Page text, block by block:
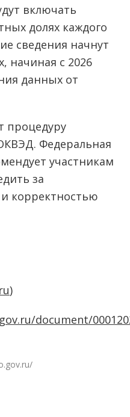
включать
долях каждого
сведения начнут
начиная с 2026
данных от
процедуру
Федеральная
участникам
за
корректностью
)
document/